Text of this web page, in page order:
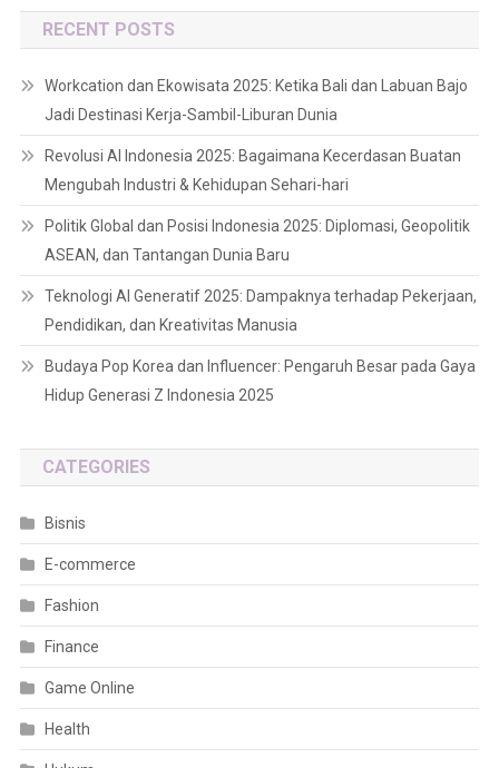
RECENT POSTS
Workcation dan Ekowisata 2025: Ketika Bali dan Labuan Bajo
Jadi Destinasi Kerja-Sambil-Liburan Dunia
Revolusi AI Indonesia 2025: Bagaimana Kecerdasan Buatan
Mengubah Industri & Kehidupan Sehari-hari
Politik Global dan Posisi Indonesia 2025: Diplomasi, Geopolitik
ASEAN, dan Tantangan Dunia Baru
Teknologi AI Generatif 2025: Dampaknya terhadap Pekerjaan,
Pendidikan, dan Kreativitas Manusia
Budaya Pop Korea dan Influencer: Pengaruh Besar pada Gaya
Hidup Generasi Z Indonesia 2025
CATEGORIES
Bisnis
E-commerce
Fashion
Finance
Game Online
Health